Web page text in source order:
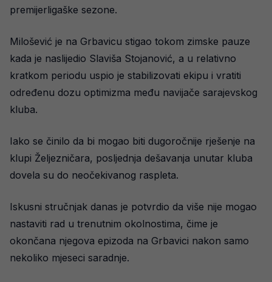
premijerligaške sezone.
Milošević je na Grbavicu stigao tokom zimske pauze
kada je naslijedio Slaviša Stojanović, a u relativno
kratkom periodu uspio je stabilizovati ekipu i vratiti
određenu dozu optimizma među navijače sarajevskog
kluba.
Iako se činilo da bi mogao biti dugoročnije rješenje na
klupi Željezničara, posljednja dešavanja unutar kluba
dovela su do neočekivanog raspleta.
Iskusni stručnjak danas je potvrdio da više nije mogao
nastaviti rad u trenutnim okolnostima, čime je
okončana njegova epizoda na Grbavici nakon samo
nekoliko mjeseci saradnje.